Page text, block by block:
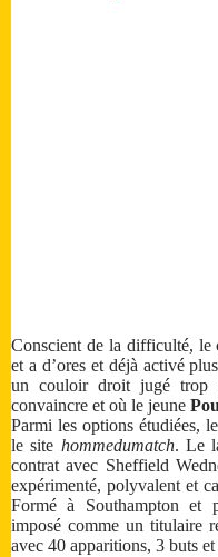
Conscient de la difficulté, le
et a d’ores et déjà activé
un couloir droit jugé trop
convaincre et où le jeune
Parmi les options étudiées,
le site hommedumatch. Le
contrat avec Sheffield
expérimenté, polyvalent et
Formé à Southampton et
imposé comme un titulaire
avec 40 apparitions, 3 buts